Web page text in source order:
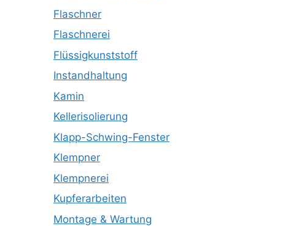
Flaschner
Flaschnerei
Flüssigkunststoff
Instandhaltung
Kamin
Kellerisolierung
Klapp-Schwing-Fenster
Klempner
Klempnerei
Kupferarbeiten
Montage & Wartung